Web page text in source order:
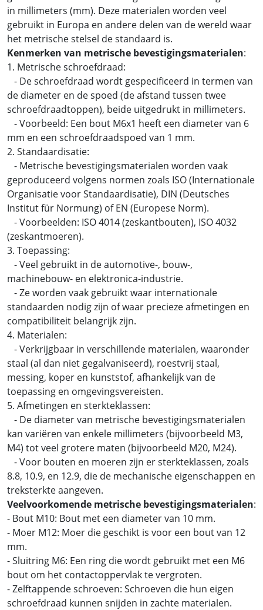
in millimeters (mm). Deze materialen worden veel
gebruikt in Europa en andere delen van de wereld waar
het metrische stelsel de standaard is.
Kenmerken van metrische bevestigingsmaterialen:
1. Metrische schroefdraad:
- De schroefdraad wordt gespecificeerd in termen van
de diameter en de spoed (de afstand tussen twee
schroefdraadtoppen), beide uitgedrukt in millimeters.
- Voorbeeld: Een bout M6x1 heeft een diameter van 6
mm en een schroefdraadspoed van 1 mm.
2. Standaardisatie:
- Metrische bevestigingsmaterialen worden vaak
geproduceerd volgens normen zoals ISO (Internationale
Organisatie voor Standaardisatie), DIN (Deutsches
Institut für Normung) of EN (Europese Norm).
- Voorbeelden: ISO 4014 (zeskantbouten), ISO 4032
(zeskantmoeren).
3. Toepassing:
- Veel gebruikt in de automotive-, bouw-,
machinebouw- en elektronica-industrie.
- Ze worden vaak gebruikt waar internationale
standaarden nodig zijn of waar precieze afmetingen en
compatibiliteit belangrijk zijn.
4. Materialen:
- Verkrijgbaar in verschillende materialen, waaronder
staal (al dan niet gegalvaniseerd), roestvrij staal,
messing, koper en kunststof, afhankelijk van de
toepassing en omgevingsvereisten.
5. Afmetingen en sterkteklassen:
- De diameter van metrische bevestigingsmaterialen
kan variëren van enkele millimeters (bijvoorbeeld M3,
M4) tot veel grotere maten (bijvoorbeeld M20, M24).
- Voor bouten en moeren zijn er sterkteklassen, zoals
8.8, 10.9, en 12.9, die de mechanische eigenschappen en
treksterkte aangeven.
Veelvoorkomende metrische bevestigingsmaterialen:
- Bout M10: Bout met een diameter van 10 mm.
- Moer M12: Moer die geschikt is voor een bout van 12
mm.
- Sluitring M6: Een ring die wordt gebruikt met een M6
bout om het contactoppervlak te vergroten.
- Zelftappende schroeven: Schroeven die hun eigen
schroefdraad kunnen snijden in zachte materialen.